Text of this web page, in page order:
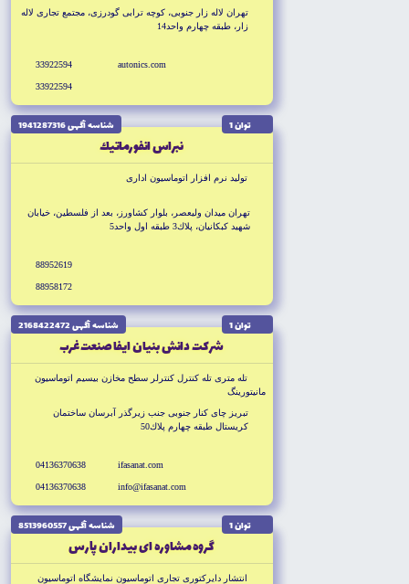
تهران لاله زار جنوبى، كوچه ترابى گودرزى، مجتمع تجارى لاله
زار، طبقه چهارم واحد14
autonics.com
33922594
33922594
توان 1 شناسه آگهى 1941287316
نبراس انفورماتيك
توليد نرم افزار اتوماسيون ادارى
تهران ميدان وليعصر، بلوار كشاورز، بعد از فلسطين، خيابان
شهيد كبكانيان، پلاك3 طبقه اول واحد5
88952619
88958172
توان 1 شناسه آگهى 2168422472
شركت دانش بنيان ايفا صنعت غرب
تله مترى تله كنترل كنترلر سطح مخازن بيسيم اتوماسيون
مانيتورينگ
تبريز چاى كنار جنوبى جنب زيرگذر آبرسان ساختمان
كريستال طبقه چهارم پلاك50
ifasanat.com
info@ifasanat.com
04136370638
04136370638
توان 1 شناسه آگهى 8513960557
گروه مشاوره اى بيداران پارس
انتشار دايركتورى تجارى اتوماسيون نمايشگاه اتوماسيون